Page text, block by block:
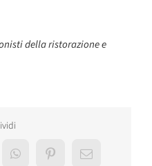
della ristorazione e
WhatsAppPinterestEmail